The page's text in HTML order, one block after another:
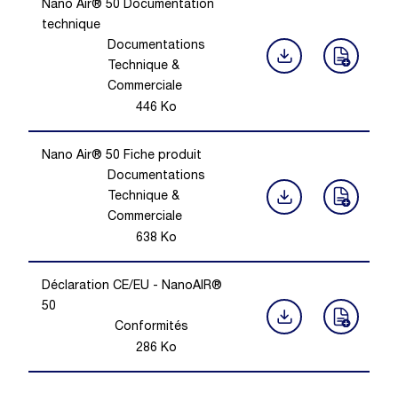
Nano Air® 50 Documentation
technique
Documentations
Technique &
Commerciale
446 Ko
Nano Air® 50 Fiche produit
Documentations
Technique &
Commerciale
638 Ko
Déclaration CE/EU - NanoAIR®
50
Conformités
286 Ko